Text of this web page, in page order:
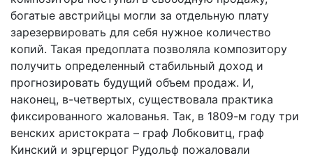
богатые австрийцы могли за отдельную плату
зарезервировать для себя нужное количество
копий. Такая предоплата позволяла композитору
получить определенный стабильный доход и
прогнозировать будущий объем продаж. И,
наконец, в-четвертых, существовала практика
фиксированного жалованья. Так, в 1809-м году три
венских аристократа – граф Лобковитц, граф
Кинский и эрцгерцог Рудольф пожаловали